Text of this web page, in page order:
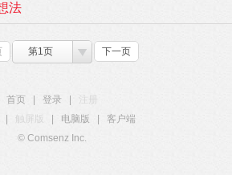
法
第1页 下一页
首页 登录
注册
触屏版 电脑版
客户端
© Comsenz Inc.